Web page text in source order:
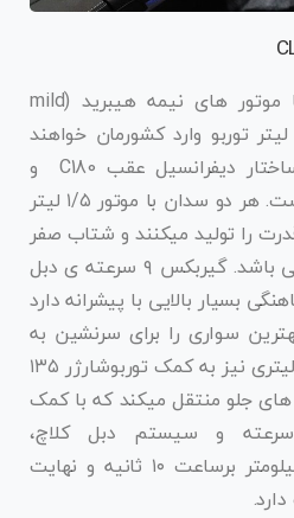
این سدان های آلمانی با موتور های نیمه هیبرید (mild
hybrid) و حجم ۱/۳ و ۱/۵ لیتر توربو وارد کشورمان خواهند
شد؛ دیگر موضوع مهم، ساختار دیفرانسیل عقب C180 و
محرک جلو برای CLA180 است. هر دو سدان با موتور ۱/۵ لیتر
اسب بخار قدرت را تولید میکنند و شتاب صفر
تا صد آنها حدود ۹ ثانیه می باشد. گیربکس ۹ سرعته ی دبل
بسیار بالایی با پیشرانه دارد
سواری را برای سرنشین به
ارمغان می آورد. موتور ۱/۳ لیتری نیز به کمک توربوشارژر ۱۳۵
جلو منتقل میکند که با کمک
اتوماتیک ۷ سرعته و سیستم دبل کلاچ،
سرعت‌گیری صفر تا صد کیلومتر برساعت ۱۰ ثانیه و نهایت